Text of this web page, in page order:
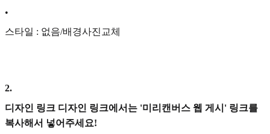
•
스타일 : 없음/배경사진교체
2.
디자인 링크 디자인 링크에서는 '미리캔버스 웹 게시' 링크를
복사해서 넣어주세요!